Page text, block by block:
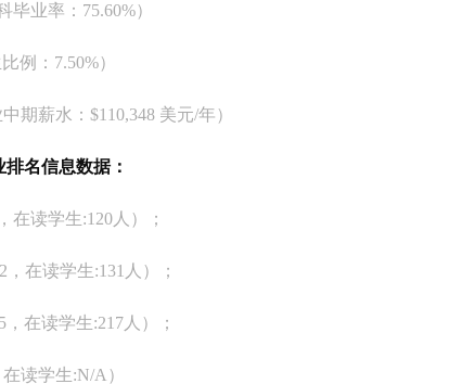
毕业率：75.60%）
例：7.50%）
期薪水：$110,348 美元/年）
名信息数据：
在读学生:120人）；
，在读学生:131人）；
，在读学生:217人）；
读学生:N/A）